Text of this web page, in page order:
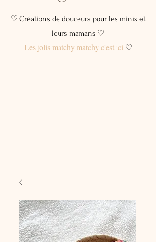
♡ Créations de douceurs pour les minis et
leurs mamans ♡
Les jolis matchy matchy c'est ici♡